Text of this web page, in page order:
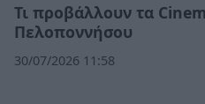
Τι προβάλλουν τα
Πελοποννήσου
30/07/2026 11:58